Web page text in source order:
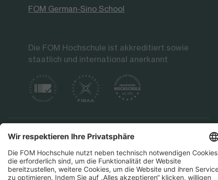
FOM German-Sino School
Die FOM Hochschule ist akkreditiert sowie
staatlich und international anerkannt
Datenschutz Impressum